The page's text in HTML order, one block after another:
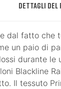
Dettagli
dal fatto che
un paio di
durante le
Blackline
Il tessuto